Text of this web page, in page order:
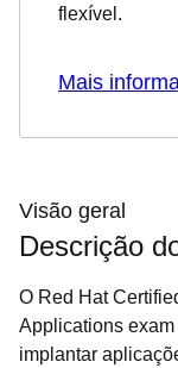
Visão geral
Descrição
O Red Hat
Applications
implantar
flexível.
Mais